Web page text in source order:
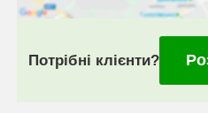
Потрібні клієнти?